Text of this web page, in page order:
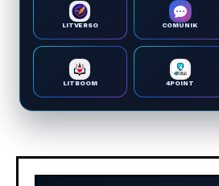
LITVERSO COMUNIK
LITBOOM 4POINT